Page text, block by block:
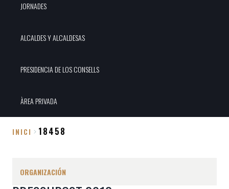
JORNADES
ALCALDES Y ALCALDESAS
PRESIDENCIA DE LOS CONSELLS
ÀREA PRIVADA
de
INICI 18458
ORGANIZACIÓN